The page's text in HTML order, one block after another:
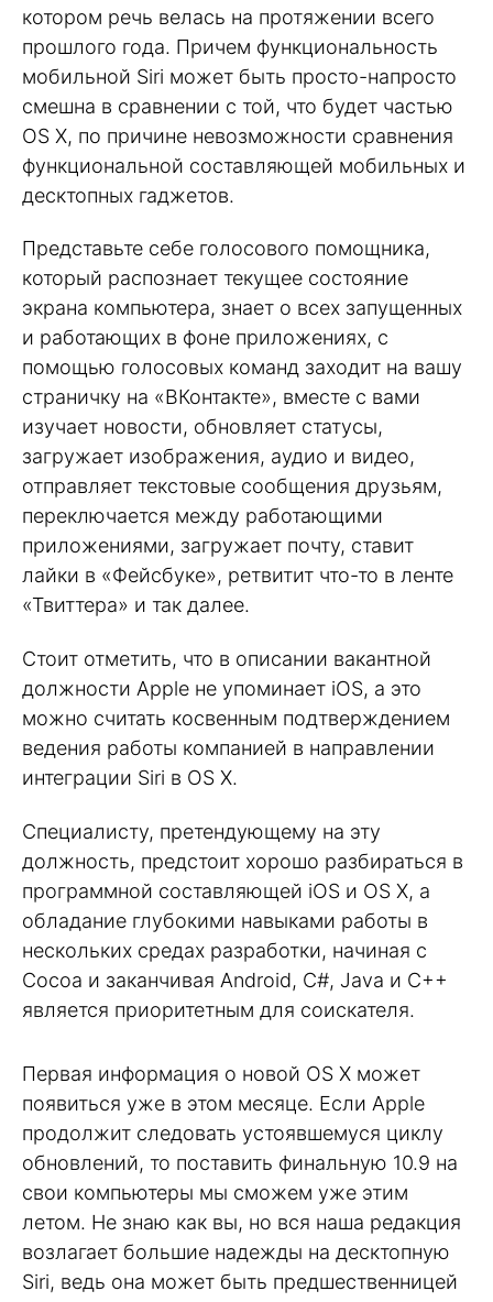
котором речь велась на протяжении всего
прошлого года. Причем функциональность
мобильной Siri может быть просто-напросто
смешна в сравнении с той, что будет частью
OS X, по причине невозможности сравнения
функциональной составляющей мобильных и
десктопных гаджетов.
Представьте себе голосового помощника,
который распознает текущее состояние
экрана компьютера, знает о всех запущенных
и работающих в фоне приложениях, с
помощью голосовых команд заходит на вашу
страничку на «ВКонтакте», вместе с вами
изучает новости, обновляет статусы,
загружает изображения, аудио и видео,
отправляет текстовые сообщения друзьям,
переключается между работающими
приложениями, загружает почту, ставит
лайки в «Фейсбуке», ретвитит что-то в ленте
«Твиттера» и так далее.
Стоит отметить, что в описании вакантной
должности Apple не упоминает iOS, а это
можно считать косвенным подтверждением
ведения работы компанией в направлении
интеграции Siri в OS X.
Специалисту, претендующему на эту
должность, предстоит хорошо разбираться в
программной составляющей iOS и OS X, а
обладание глубокими навыками работы в
нескольких средах разработки, начиная с
Cocoa и заканчивая Android, C#, Java и C++
является приоритетным для соискателя.
Первая информация о новой OS X может
появиться уже в этом месяце. Если Apple
продолжит следовать устоявшемуся циклу
обновлений, то поставить финальную 10.9 на
свои компьютеры мы сможем уже этим
летом. Не знаю как вы, но вся наша редакция
возлагает большие надежды на десктопную
Siri, ведь она может быть предшественницей